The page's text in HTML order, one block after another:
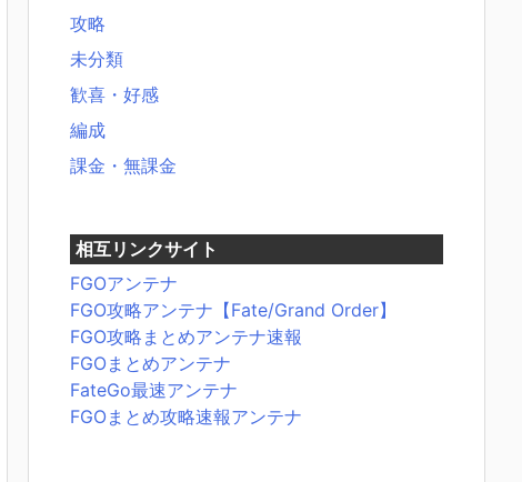
攻略
未分類
歓喜・好感
編成
課金・無課金
相互リンクサイト
FGOアンテナ
FGO攻略アンテナ【Fate/Grand Order】
FGO攻略まとめアンテナ速報
FGOまとめアンテナ
FateGo最速アンテナ
FGOまとめ攻略速報アンテナ